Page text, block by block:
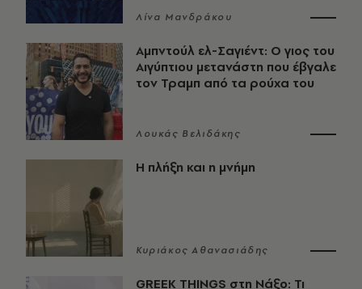
Λίνα Μανδράκου
Αμπντούλ ελ-Σαγιέντ: Ο γιος του
Αιγύπτιου μετανάστη που έβγαλε
τον Τραμπ από τα ρούχα του
Λουκάς Βελιδάκης
Η πλήξη και η μνήμη
Κυριάκος Αθανασιάδης
GREEK THINGS στη Νάξο: Τι